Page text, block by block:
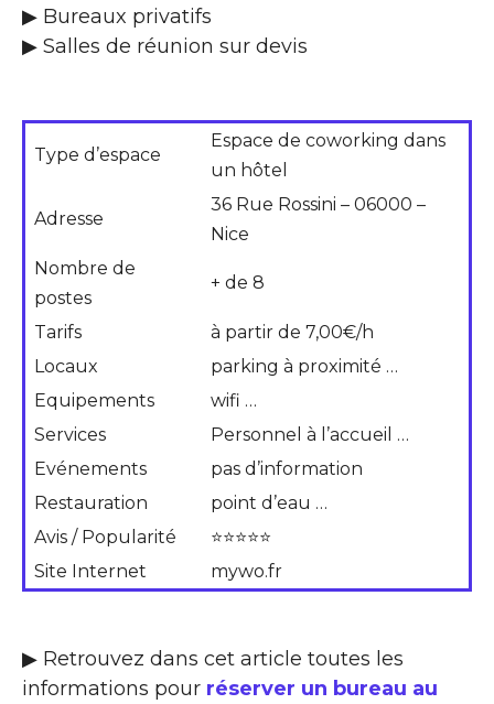
▶ Bureaux privatifs
▶ Salles de réunion sur devis
Type d’espace
Espace de coworking dans
un hôtel
Adresse
36 Rue Rossini – 06000 –
Nice
Nombre de
postes
+ de 8
Tarifs
à partir de 7,00€/h
Locaux
parking à proximité …
Equipements
wifi …
Services
Personnel à l’accueil …
Evénements
pas d’information
Restauration
point d’eau …
Avis / Popularité
⭐⭐⭐⭐⭐
Site Internet
mywo.fr
▶ Retrouvez dans cet article toutes les
informations pour réserver un bureau au